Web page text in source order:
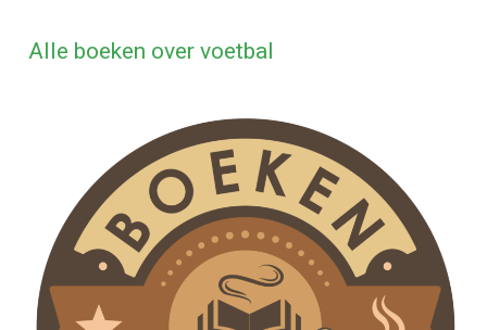
Alle boeken over voetbal